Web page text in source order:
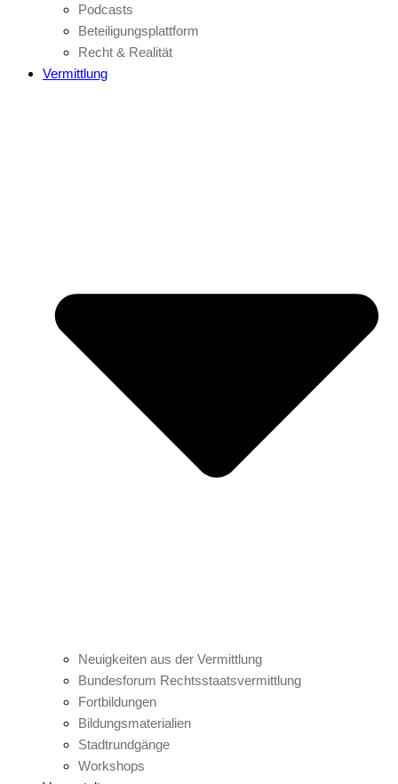
Podcasts
Beteiligungsplattform
Recht & Realität
Vermittlung
Neuigkeiten aus der Vermittlung
Bundesforum Rechtsstaatsvermittlung
Fortbildungen
Bildungsmaterialien
Stadtrundgänge
Workshops